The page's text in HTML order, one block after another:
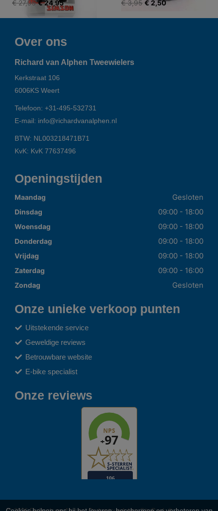
€ 27,95 € 24,95 € 3,95 € 2,50
Over ons
Richard van Alphen Tweewielers
Kerkstraat 106
6006KS Weert
Telefoon: +31-495-532731
E-mail: info@richardvanalphen.nl
BTW: NL003218471B71
KvK: KvK 77637496
Openingstijden
Maandag Gesloten
Dinsdag 09:00 - 18:00
Woensdag 09:00 - 18:00
Donderdag 09:00 - 18:00
Vrijdag 09:00 - 18:00
Zaterdag 09:00 - 16:00
Zondag Gesloten
Onze unieke verkoop punten
Uitstekende service
Geweldige reviews
Betrouwbare website
E-bike specialist
Onze reviews